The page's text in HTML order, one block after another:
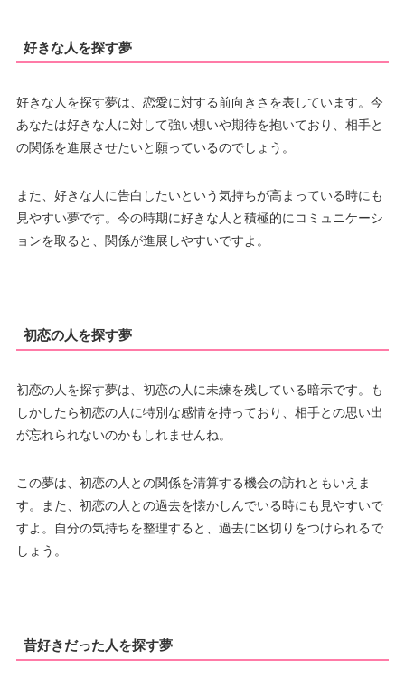
好きな人を探す夢
好きな人を探す夢は、恋愛に対する前向きさを表しています。今
あなたは好きな人に対して強い想いや期待を抱いており、相手と
の関係を進展させたいと願っているのでしょう。
また、好きな人に告白したいという気持ちが高まっている時にも
見やすい夢です。今の時期に好きな人と積極的にコミュニケーシ
ョンを取ると、関係が進展しやすいですよ。
初恋の人を探す夢
初恋の人を探す夢は、初恋の人に未練を残している暗示です。も
しかしたら初恋の人に特別な感情を持っており、相手との思い出
が忘れられないのかもしれませんね。
この夢は、初恋の人との関係を清算する機会の訪れともいえま
す。また、初恋の人との過去を懐かしんでいる時にも見やすいで
すよ。自分の気持ちを整理すると、過去に区切りをつけられるで
しょう。
昔好きだった人を探す夢